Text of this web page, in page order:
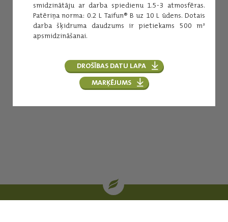
smidzinātāju ar darba spiedienu 1.5-3 atmosfēras.
Patēriņa norma: 0.2 L Taifun® B uz 10 L ūdens. Dotais
darba šķidruma daudzums ir pietiekams 500 m²
apsmidzināšanai.
DROŠĪBAS DATU LAPA
MARĶĒJUMS